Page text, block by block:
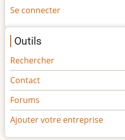
Menu
compte
de
l'utilisateur
Se connecter
Outils
Rechercher
Contact
Forums
Ajouter votre entreprise